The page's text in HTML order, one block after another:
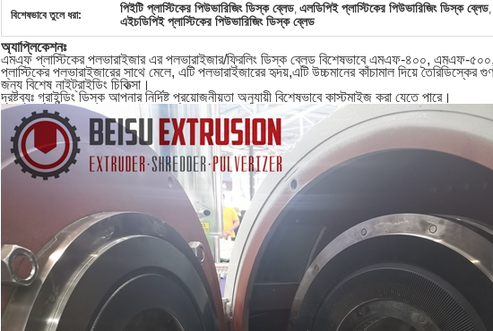
বিশেষভাবে তুলে ধরা: পিইটি প্লাস্টিকের পিউভারিজিং ডিস্ক ব্লেড, এলডিপিই প্লাস্টিকের পিউভারিজিং ডিস্ক ব্লেড,
এইচডিপিই প্লাস্টিকের পিউভারিজিং ডিস্ক ব্লেড
অ্যাপ্লিকেশনঃ
এমএফ প্লাস্টিকের পলভারাইজার এর পলভারাইজার/ফ্রিলিং ডিস্ক ব্লেড বিশেষভাবে এমএফ-৪০০,
প্লাস্টিকের পলভারাইজারের সাথে মেলে, এটি পলভারাইজারের হৃদয়,এটি উচ্চমানের কাঁচামাল দিয়ে তৈরিডিস্কের
জন্য বিশেষ নাইট্রাইডিং চিকিত্সা।
দ্রষ্টব্যঃ গ্রাইন্ডিং ডিস্ক আপনার নির্দিষ্ট প্রয়োজনীয়তা অনুযায়ী বিশেষভাবে কাস্টমাইজ করা যেতে পারে।